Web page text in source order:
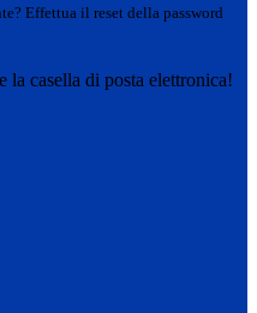
Effettua il reset della password
casella di posta elettronica!